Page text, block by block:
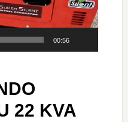
00:56
22 KVA